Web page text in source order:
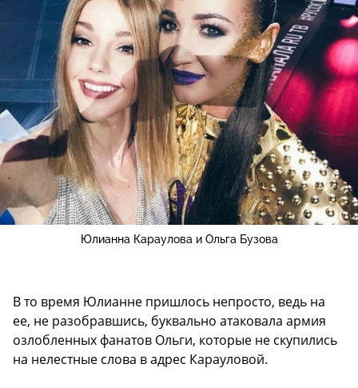
Юлианна Караулова и Ольга Бузова
В то время Юлианне пришлось непросто, ведь на
ее, не разобравшись, буквально атаковала армия
озлобленных фанатов Ольги, которые не скупились
на нелестные слова в адрес Карауловой.